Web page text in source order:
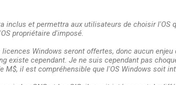
inclus et permettra aux utilisateurs de choisir l'OS
propriétaire d'imposé.
licences Windows seront offertes, donc aucun
existe cependant. Je ne suis cependant pas
M$, il est compréhensible que l'OS Windows soit